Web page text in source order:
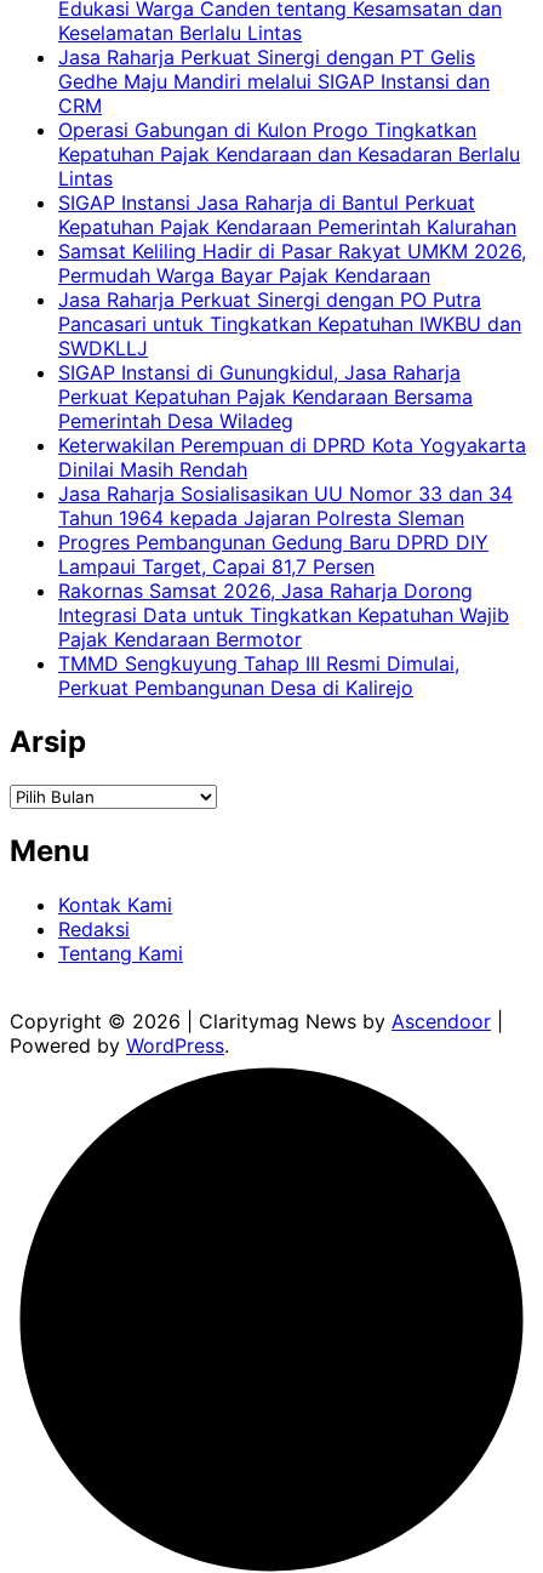
Edukasi Warga Canden tentang Kesamsatan dan
Keselamatan Berlalu Lintas
Jasa Raharja Perkuat Sinergi dengan PT Gelis
Gedhe Maju Mandiri melalui SIGAP Instansi dan
CRM
Operasi Gabungan di Kulon Progo Tingkatkan
Kepatuhan Pajak Kendaraan dan Kesadaran Berlalu
Lintas
SIGAP Instansi Jasa Raharja di Bantul Perkuat
Kepatuhan Pajak Kendaraan Pemerintah Kalurahan
Samsat Keliling Hadir di Pasar Rakyat UMKM 2026,
Permudah Warga Bayar Pajak Kendaraan
Jasa Raharja Perkuat Sinergi dengan PO Putra
Pancasari untuk Tingkatkan Kepatuhan IWKBU dan
SWDKLLJ
SIGAP Instansi di Gunungkidul, Jasa Raharja
Perkuat Kepatuhan Pajak Kendaraan Bersama
Pemerintah Desa Wiladeg
Keterwakilan Perempuan di DPRD Kota Yogyakarta
Dinilai Masih Rendah
Jasa Raharja Sosialisasikan UU Nomor 33 dan 34
Tahun 1964 kepada Jajaran Polresta Sleman
Progres Pembangunan Gedung Baru DPRD DIY
Lampaui Target, Capai 81,7 Persen
Rakornas Samsat 2026, Jasa Raharja Dorong
Integrasi Data untuk Tingkatkan Kepatuhan Wajib
Pajak Kendaraan Bermotor
TMMD Sengkuyung Tahap III Resmi Dimulai,
Perkuat Pembangunan Desa di Kalirejo
Arsip
Arsip
Menu
Kontak Kami
Redaksi
Tentang Kami
Copyright © 2026 | Claritymag News by Ascendoor
Powered by WordPress.